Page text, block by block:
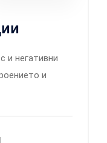
и негативни
и